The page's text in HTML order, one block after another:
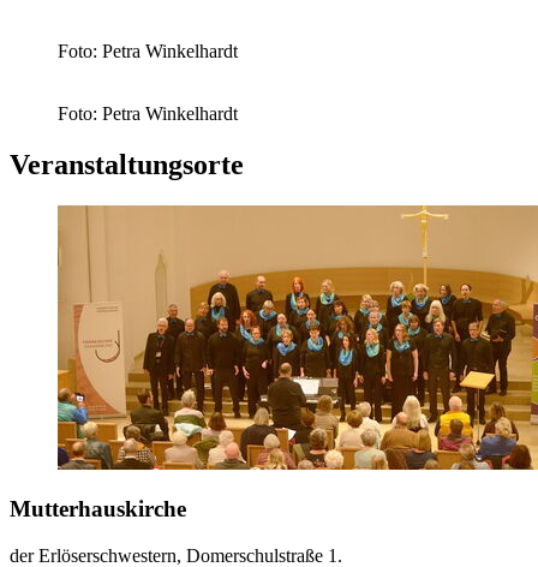
Foto: Petra Winkelhardt
Foto: Petra Winkelhardt
Veranstaltungsorte
Mutterhaus­kirche
der Erlöserschwestern, Domerschulstraße 1.